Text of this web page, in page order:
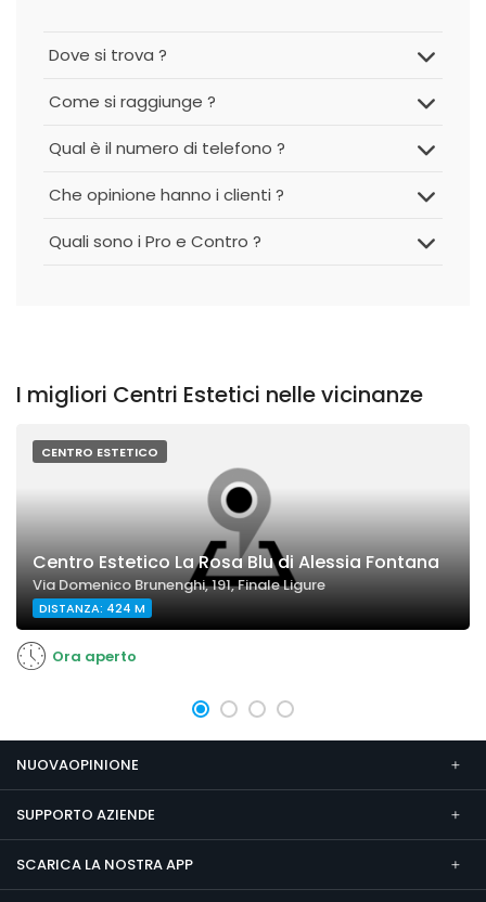
Dove si trova ?
Come si raggiunge ?
Qual è il numero di telefono ?
Che opinione hanno i clienti ?
Quali sono i Pro e Contro ?
I migliori Centri Estetici nelle vicinanze
CENTRO ESTETICO
Centro Estetico La Rosa Blu di Alessia Fontana
Via Domenico Brunenghi, 191, Finale Ligure
DISTANZA: 424 M
Ora aperto
NUOVAOPINIONE
SUPPORTO AZIENDE
SCARICA LA NOSTRA APP